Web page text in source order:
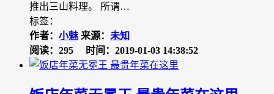
推出三山料理。 所谓…
标签：
作者： 小魅 来源： 未知
阅读：295
时间：2019-01-03 14:38:52